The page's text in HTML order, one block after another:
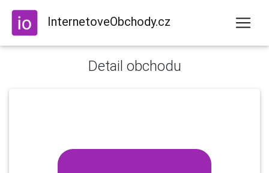
InternetoveObchody.cz
Detail obchodu